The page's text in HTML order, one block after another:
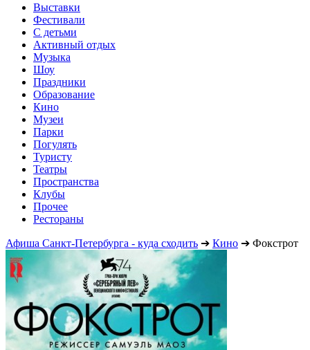
Выставки
Фестивали
С детьми
Активный отдых
Музыка
Шоу
Праздники
Образование
Кино
Музеи
Парки
Погулять
Туристу
Театры
Пространства
Клубы
Прочее
Рестораны
Афиша Санкт-Петербурга - куда сходить ➔ Кино ➔ Фокстрот